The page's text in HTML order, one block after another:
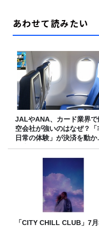
あわせて読みたい
JALやANA、カード業界で
空会社が強いのはなぜ？「
日常の体験」が決済を動か
理由
「CITY CHILL CLUB」7